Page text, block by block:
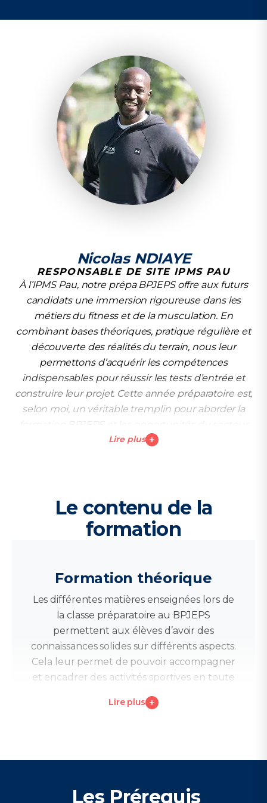
Nicolas NDIAYE
RESPONSABLE DE SITE IPMS PAU
À l’IPMS Pau, notre prépa BPJEPS offre aux futurs
candidats une immersion rigoureuse dans les
métiers du fitness et de la musculation. En
combinant bases théoriques, pratique régulière et
découverte des réalités du terrain, nous leur
permettons d’acquérir les compétences
indispensables pour réussir les tests d’entrée et
construire leur projet. Cette année préparatoire est,
selon moi, un véritable tremplin pour aborder la
avec une longueur d’avance.
Lire plus
Le contenu de la
formation
Formation théorique
Les différentes matières enseignées lors de
la classe préparatoire au BPJEPS
permettent aux élèves d’avoir des
connaissances solides sur différents aspects.
Cela leur permet de pouvoir accompagner
et encadrer des activités sportives en toute
douleurs.
Lire plus
Les Prérequis